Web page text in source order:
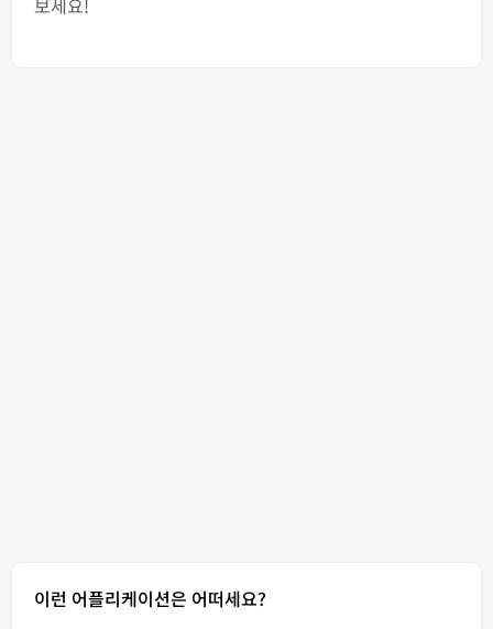
이런 어플리케이션은 어떠세요?